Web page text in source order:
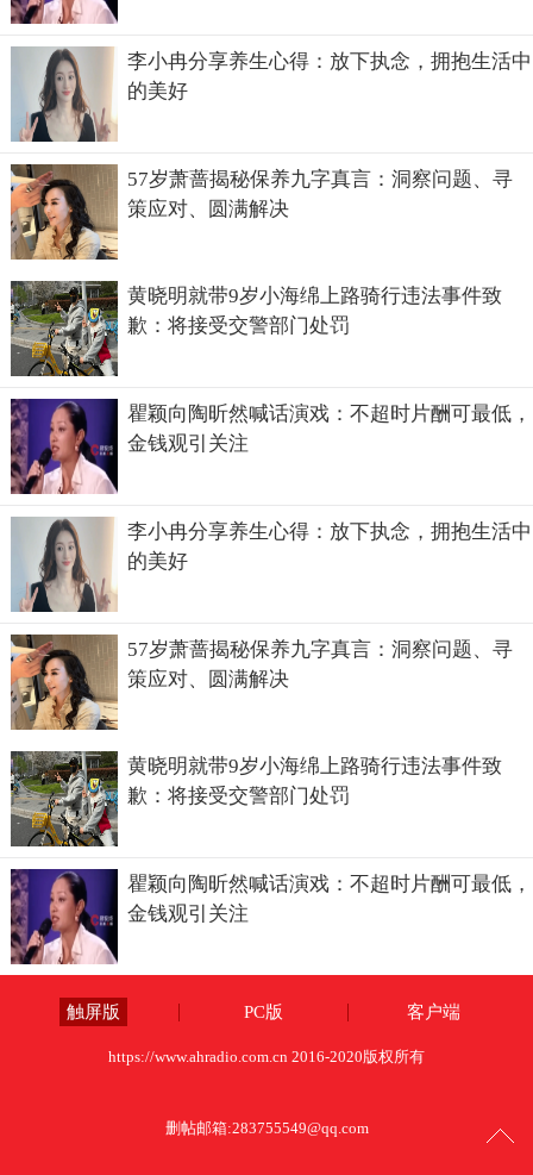
李小冉分享养生心得：放下执念，拥抱生活中
的美好
57岁萧蔷揭秘保养九字真言：洞察问题、寻
策应对、圆满解决
黄晓明就带9岁小海绵上路骑行违法事件致
歉：将接受交警部门处罚
瞿颖向陶昕然喊话演戏：不超时片酬可最低，
金钱观引关注
李小冉分享养生心得：放下执念，拥抱生活中
的美好
57岁萧蔷揭秘保养九字真言：洞察问题、寻
策应对、圆满解决
黄晓明就带9岁小海绵上路骑行违法事件致
歉：将接受交警部门处罚
瞿颖向陶昕然喊话演戏：不超时片酬可最低，
金钱观引关注
触屏版 PC版 客户端
https://www.ahradio.com.cn 2016-2020版权所有
删帖邮箱:283755549@qq.com